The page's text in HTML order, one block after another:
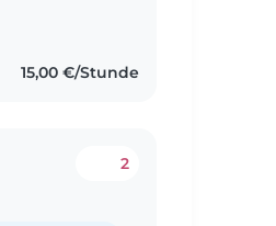
15,00 €/Stunde
2